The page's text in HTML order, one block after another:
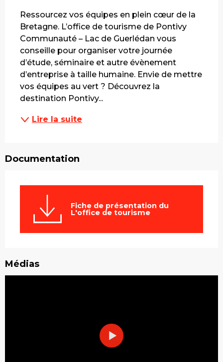
Ressourcez vos équipes en plein cœur de la
Bretagne. L’office de tourisme de Pontivy
Communauté – Lac de Guerlédan vous
conseille pour organiser votre journée
d’étude, séminaire et autre évènement
d’entreprise à taille humaine. Envie de mettre
vos équipes au vert ? Découvrez la
destination Pontivy...
Lire la suite
Documentation
Fiche de présentation du
L'office de tourisme
Médias